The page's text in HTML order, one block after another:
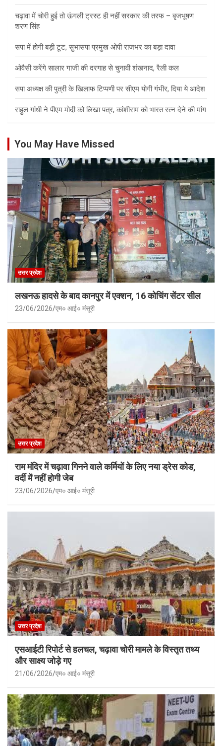
चढ़ावा में चोरी हुई तो ऊंगली ट्रस्ट ही नहीं सरकार की तरफ – बृजभूषण
शरण सिंह
सपा में होगी बड़ी टूट, सुभासपा प्रमुख ओपी राजभर का बड़ा दावा
ओवैसी करेंगे सालार गाजी की दरगाह से चुनावी शंखनाद, रैली कल
सपा अध्यक्ष की पुत्री के खिलाफ टिप्पणी पर सीएम योगी गंभीर, दिया ये आदेश
राहुल गांधी ने पीएम मोदी को लिखा पत्र, कांशीराम को भारत रत्न देने की मांग
You May Have Missed
उत्तर प्रदेश
लखनऊ हादसे के बाद कानपुर में एक्शन, 16 कोचिंग सेंटर सील
23/06/2026 एम० आई० मंसूरी
उत्तर प्रदेश
राम मंदिर में चढ़ावा गिनने वाले कर्मियों के लिए नया ड्रेस कोड,
वर्दी में नहीं होगी जेब
23/06/2026 एम० आई० मंसूरी
उत्तर प्रदेश
एसआईटी रिपोर्ट से हलचल, चढ़ावा चोरी मामले के विस्तृत तथ्य
और साक्ष्य जोड़े गए
21/06/2026 एम० आई० मंसूरी